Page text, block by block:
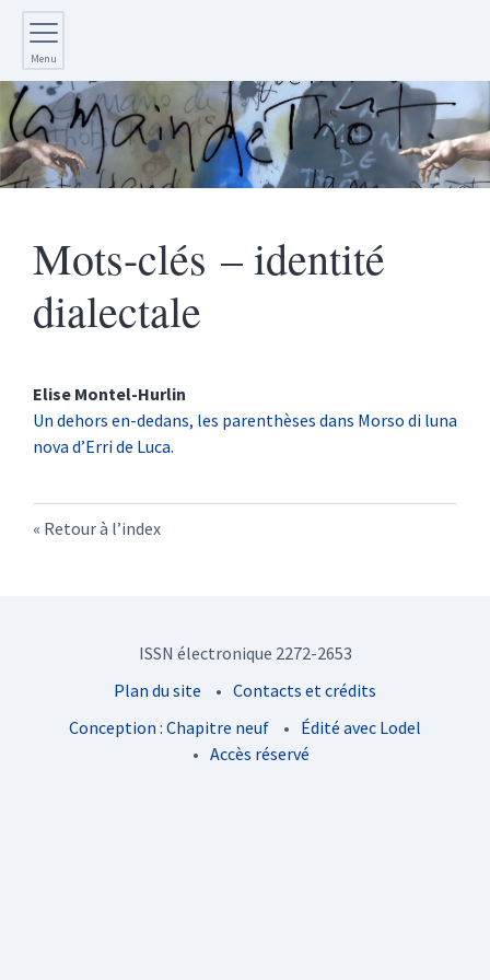
Menu
Mots-clés – identité
dialectale
Elise Montel-Hurlin
Un dehors en-dedans, les parenthèses dans Morso di luna
nova d’Erri de Luca.
Retour à l’index
ISSN électronique 2272-2653
Plan du site
Contacts et crédits
Conception : Chapitre neuf
Édité avec Lodel
Accès réservé